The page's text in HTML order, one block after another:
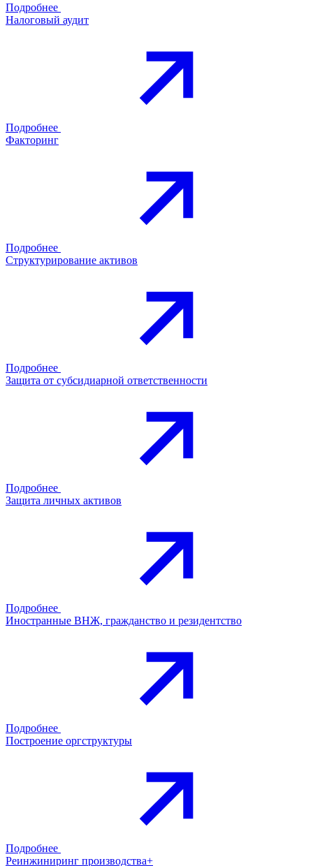
Подробнее
Налоговый аудит
Подробнее
Факторинг
Подробнее
Структурирование активов
Подробнее
Защита от субсидиарной ответственности
Подробнее
Защита личных активов
Подробнее
Иностранные ВНЖ, гражданство и резидентство
Подробнее
Построение оргструктуры
Подробнее
Реинжиниринг производства+